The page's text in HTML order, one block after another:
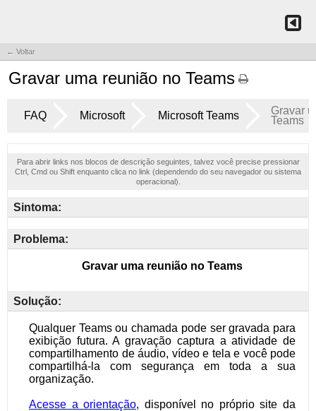
← Voltar
Gravar uma reunião no Teams
FAQ Microsoft Microsoft Teams
Gravar
Teams
Para abrir links nos blocos de descrição seguintes, talvez você precise pressionar
Ctrl, Cmd ou Shift enquanto clica no link (dependendo do seu navegador ou sistema
operacional).
Sintoma:
Problema:
Solução: